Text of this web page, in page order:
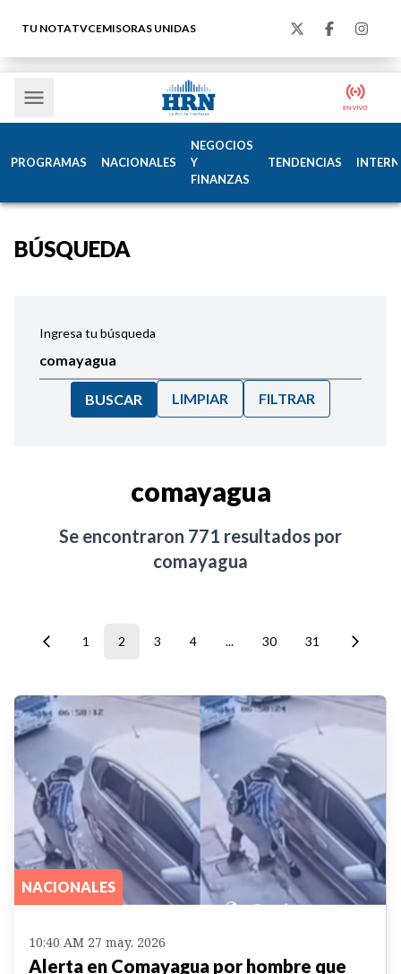
TU NOTATVCEMISORAS UNIDAS
PROGRAMAS NACIONALES
NEGOCIOS
Y
FINANZAS
TENDENCIAS
BÚSQUEDA
Ingresa tu búsqueda
BUSCAR LIMPIAR FILTRAR
comayagua
Se encontraron 771 resultados por
comayagua
1 2 3 4 ... 30 31
NACIONALES
10:40 AM 27 may. 2026
Alerta en Comayagua por hombre que